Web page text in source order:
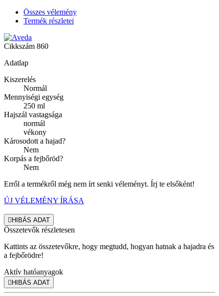
Összes vélemény
Termék részletei
Cikkszám 860
Adatlap
Kiszerelés
Normál
Mennyiségi egység
250 ml
Hajszál vastagsága
normál
vékony
Károsodott a hajad?
Nem
Korpás a fejbőröd?
Nem
Erről a termékről még nem írt senki véleményt. Írj te elsőként!
ÚJ VÉLEMÉNY ÍRÁSA
HIBÁS ADAT
Összetevők részletesen
Kattints az összetevőkre, hogy megtudd, hogyan hatnak a hajadra és
a fejbőrödre!
Aktív hatóanyagok
HIBÁS ADAT